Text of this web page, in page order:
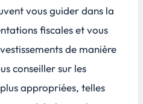
vous guider dans la
fiscales et vous
de manière
conseiller sur les
appropriées, telles